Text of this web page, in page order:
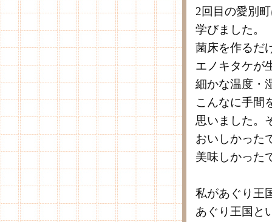
2回目の愛別
学びました。
菌床を作るだ
エノキタケが
細かな温度・
こんなに手間
思いました。
おいしかった
美味しかった
私があぐり王
あぐり王国と